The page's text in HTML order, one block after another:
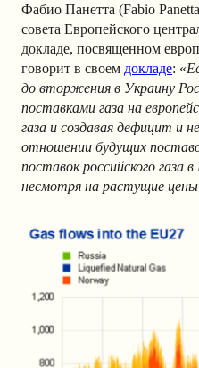
Фабио Панетта (Fabio
совета Европейского
докладе, посвященном
говорит в своем докладе: «
до вторжения в Украину
поставками газа на
газа и создавая дефицит и
отношении будущих
поставок российского газа
несмотря на растущие